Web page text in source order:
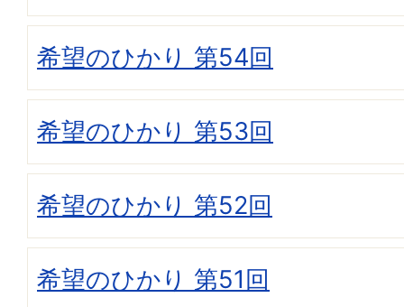
希望のひかり 第54回
希望のひかり 第53回
希望のひかり 第52回
希望のひかり 第51回